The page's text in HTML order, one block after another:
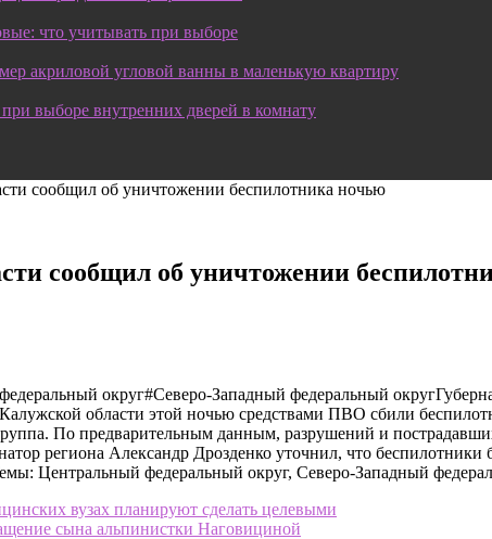
что учитывать при выборе
акриловой угловой ванны в маленькую квартиру
выборе внутренних дверей в комнату
сообщил об уничтожении беспилотника ночью
сообщил об уничтожении
округ#Северо-Западный федеральный
области этой ночью средствами ПВО сбили
По предварительным данным, разрушений и
региона Александр Дрозденко уточнил, что
Центральный федеральный округ, Северо-Западный
вузах планируют сделать целевыми
сына альпинистки Наговициной